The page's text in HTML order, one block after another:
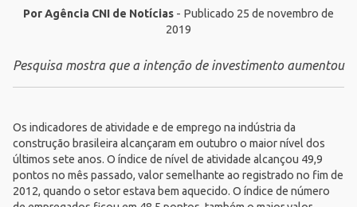
Por Agência CNI de Notícias - Publicado 25 de novembro de
2019
Pesquisa mostra que a intenção de investimento aumentou
Os indicadores de atividade e de emprego na indústria da
construção brasileira alcançaram em outubro o maior nível dos
últimos sete anos. O índice de nível de atividade alcançou 49,9
pontos no mês passado, valor semelhante ao registrado no fim de
2012, quando o setor estava bem aquecido. O índice de número